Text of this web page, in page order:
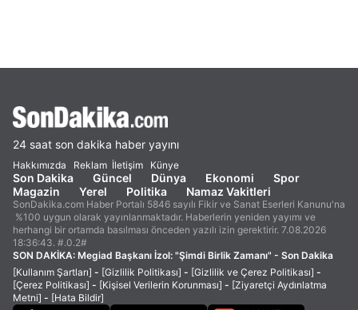
24 saat son dakika haber yayını
Hakkımızda Reklam İletişim Künye
Son Dakika Güncel Dünya Ekonomi
Spor
Magazin
Yerel Politika Namaz Vakitleri
SonDakika.com Haber Portalı 5846 sayılı Fikir ve Sanat Eserleri Kanunu'na
%100 uygun olarak yayınlanmaktadır. Haberlerin yeniden yayımı ve
herhangi bir ortamda basılması önceden yazılı izin gerektirir. 7.08.2026
18:36:43. #.0.2#
SON DAKİKA: Megiad Başkanı İzol: "Şimdi Birlik Zamanı" - Son Dakika
[Kullanım Şartları] - [Gizlilik Politikası] - [Gizlilik ve Çerez Politikası] -
[Çerez Politikası] - [Kişisel Verilerin Korunması] - [Ziyaretçi Aydınlatma
Metni] - [Hata Bildir]